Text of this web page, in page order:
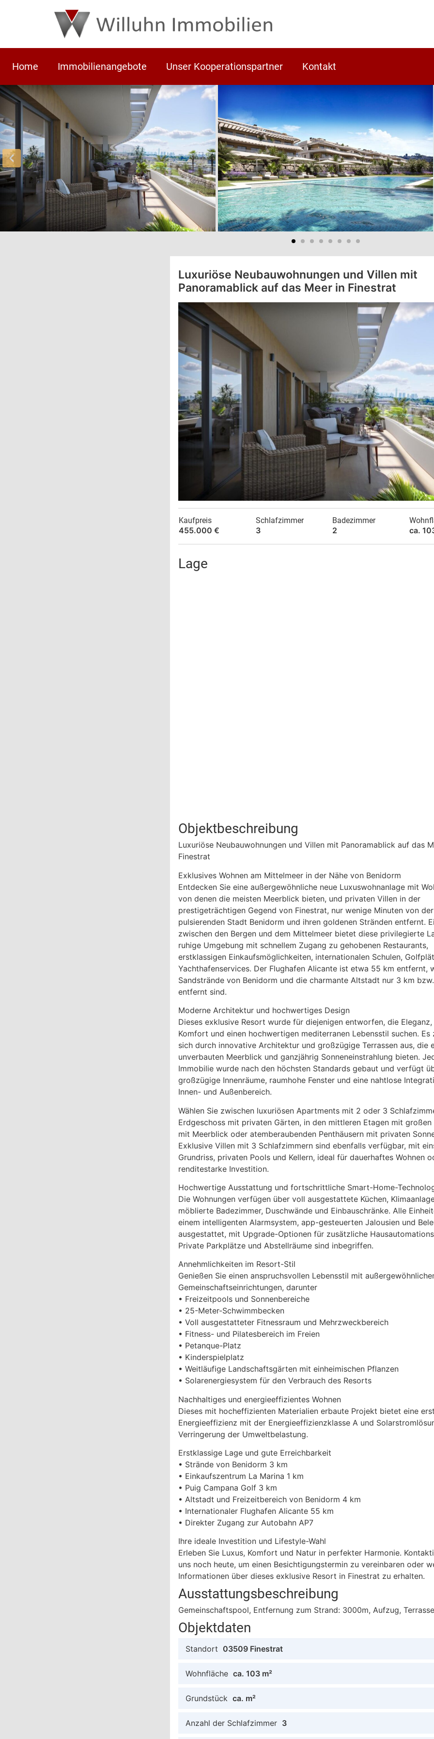
Home Immobilienangebote Unser Kooperationspartner Kontakt
Luxuriöse Neubauwohnungen und Villen mit
Panoramablick auf das Meer in Finestrat
Kaufpreis
455.000 €
Schlafzimmer
3
Badezimmer
2 ca.
Lage
Objektbeschreibung
Luxuriöse Neubauwohnungen und Villen mit Panoramablick auf das
Finestrat
Exklusives Wohnen am Mittelmeer in der Nähe von Benidorm
Entdecken Sie eine außergewöhnliche neue Luxuswohnanlage mit
von denen die meisten Meerblick bieten, und privaten Villen in der
prestigeträchtigen Gegend von Finestrat, nur wenige Minuten von der
pulsierenden Stadt Benidorm und ihren goldenen Stränden entfernt.
zwischen den Bergen und dem Mittelmeer bietet diese privilegierte
ruhige Umgebung mit schnellem Zugang zu gehobenen Restaurants,
erstklassigen Einkaufsmöglichkeiten, internationalen Schulen,
Yachthafenservices. Der Flughafen Alicante ist etwa 55 km entfernt,
Sandstrände von Benidorm und die charmante Altstadt nur 3 km
entfernt sind.
Moderne Architektur und hochwertiges Design
Dieses exklusive Resort wurde für diejenigen entworfen, die
Komfort und einen hochwertigen mediterranen Lebensstil suchen. Es
sich durch innovative Architektur und großzügige Terrassen aus, die
unverbauten Meerblick und ganzjährig Sonneneinstrahlung bieten.
Immobilie wurde nach den höchsten Standards gebaut und verfügt
großzügige Innenräume, raumhohe Fenster und eine nahtlose
Innen- und Außenbereich.
Wählen Sie zwischen luxuriösen Apartments mit 2 oder 3
Erdgeschoss mit privaten Gärten, in den mittleren Etagen mit großen
mit Meerblick oder atemberaubenden Penthäusern mit privaten
Exklusive Villen mit 3 Schlafzimmern sind ebenfalls verfügbar, mit
Grundriss, privaten Pools und Kellern, ideal für dauerhaftes Wohnen
renditestarke Investition.
Hochwertige Ausstattung und fortschrittliche Smart-Home-
Die Wohnungen verfügen über voll ausgestattete Küchen,
möblierte Badezimmer, Duschwände und Einbauschränke. Alle
einem intelligenten Alarmsystem, app-gesteuerten Jalousien und
ausgestattet, mit Upgrade-Optionen für zusätzliche
Private Parkplätze und Abstellräume sind inbegriffen.
Annehmlichkeiten im Resort-Stil
Genießen Sie einen anspruchsvollen Lebensstil mit
Gemeinschaftseinrichtungen, darunter
• Freizeitpools und Sonnenbereiche
• 25-Meter-Schwimmbecken
• Voll ausgestatteter Fitnessraum und Mehrzweckbereich
• Fitness- und Pilatesbereich im Freien
• Petanque-Platz
• Kinderspielplatz
• Weitläufige Landschaftsgärten mit einheimischen Pflanzen
• Solarenergiesystem für den Verbrauch des Resorts
Nachhaltiges und energieeffizientes Wohnen
Dieses mit hocheffizienten Materialien erbaute Projekt bietet eine
Energieeffizienz mit der Energieeffizienzklasse A und
Verringerung der Umweltbelastung.
Erstklassige Lage und gute Erreichbarkeit
• Strände von Benidorm 3 km
• Einkaufszentrum La Marina 1 km
• Puig Campana Golf 3 km
• Altstadt und Freizeitbereich von Benidorm 4 km
• Internationaler Flughafen Alicante 55 km
• Direkter Zugang zur Autobahn AP7
Ihre ideale Investition und Lifestyle-Wahl
Erleben Sie Luxus, Komfort und Natur in perfekter Harmonie.
uns noch heute, um einen Besichtigungstermin zu vereinbaren oder
Informationen über dieses exklusive Resort in Finestrat zu erhalten.
Ausstattungsbeschreibung
Gemeinschaftspool, Entfernung zum Strand: 3000m, Aufzug,
Objektdaten
Standort 03509 Finestrat
Wohnfläche ca. 103 m²
Grundstück ca. m²
Anzahl der Schlafzimmer 3